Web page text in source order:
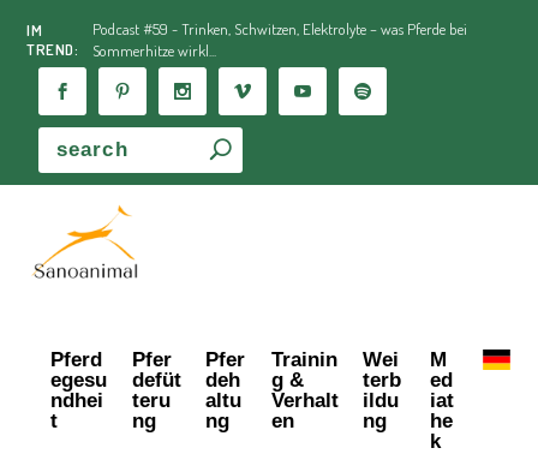
IM
TREND:
Podcast #59 - Trinken, Schwitzen, Elektrolyte – was Pferde bei
Sommerhitze wirkl...
Pferd
egesu
ndhei
t
Pfer
defüt
teru
ng
Pfer
deh
altu
ng
Trainin
g &
Verhalt
en
Wei
terb
ildu
ng
M
ed
iat
he
k